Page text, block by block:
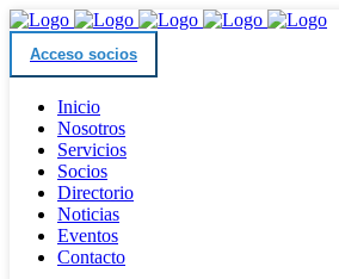
Acceso socios
Inicio
Nosotros
Servicios
Socios
Directorio
Noticias
Eventos
Contacto